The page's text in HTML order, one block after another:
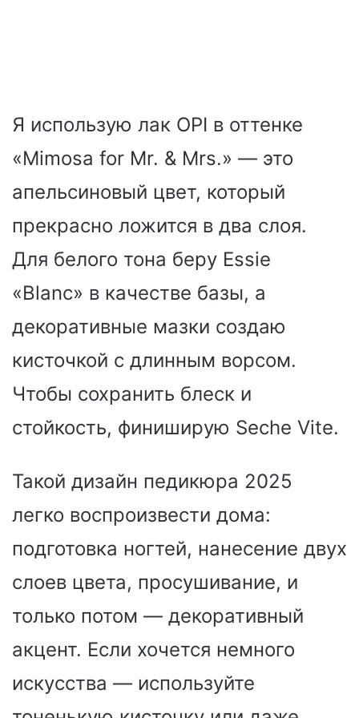
Я использую лак OPI в оттенке
«Mimosa for Mr. & Mrs.» — это
апельсиновый цвет, который
прекрасно ложится в два слоя.
Для белого тона беру Essie
«Blanc» в качестве базы, а
декоративные мазки создаю
кисточкой с длинным ворсом.
Чтобы сохранить блеск и
стойкость, финиширую Seche Vite.
Такой дизайн педикюра 2025
легко воспроизвести дома:
подготовка ногтей, нанесение двух
слоев цвета, просушивание, и
только потом — декоративный
акцент. Если хочется немного
искусства — используйте